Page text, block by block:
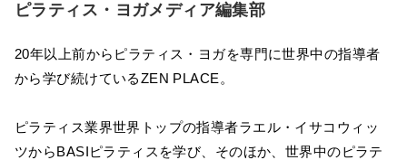
ピラティス・ヨガメディア編集部
20年以上前からピラティス・ヨガを専門に世界中の指導者
から学び続けているZEN PLACE。
ピラティス業界世界トップの指導者ラエル・イサコウィッ
ツからBASIピラティスを学び、そのほか、世界中のピラテ